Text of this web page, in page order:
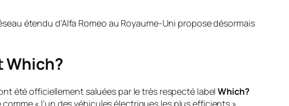
étendu d’Alfa Romeo au Royaume-Uni propose désormais
Which?
été officiellement saluées par le très respecté labelWhich?
« l’un des véhicules électriques les plus efficients »